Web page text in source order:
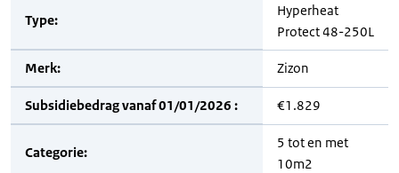
Type:
Hyperheat
Protect 48-250L
Merk: Zizon
Subsidiebedrag vanaf 01/01/2026 : €1.829
Categorie:
5 tot en met
10m2